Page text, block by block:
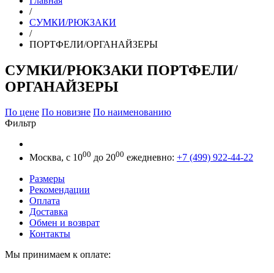
/
СУМКИ/РЮКЗАКИ
/
ПОРТФЕЛИ/ОРГАНАЙЗЕРЫ
СУМКИ/РЮКЗАКИ ПОРТФЕЛИ/
ОРГАНАЙЗЕРЫ
По цене По новизне По наименованию
Фильтр
Москва, с 1000 до 2000 ежедневно: +7 (499) 922-44-22
Размеры
Рекомендации
Оплата
Доставка
Обмен и возврат
Контакты
Мы принимаем к оплате: